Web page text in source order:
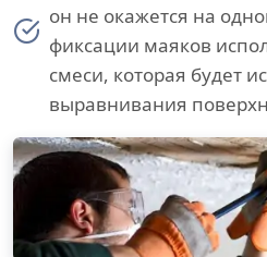
он не окажется на
фиксации маяков
смеси, которая будет
выравнивания